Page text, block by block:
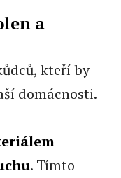
a
kteří by
domácnosti.
. Tímto